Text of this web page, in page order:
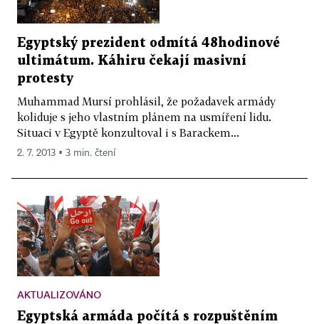
Egyptský prezident odmítá 48hodinové
ultimátum. Káhiru čekají masivní
protesty
Muhammad Mursí prohlásil, že požadavek armády
koliduje s jeho vlastním plánem na usmíření lidu.
Situaci v Egyptě konzultoval i s Barackem...
2. 7. 2013 ▪ 3 min. čtení
AKTUALIZOVÁNO
Egyptská armáda počítá s rozpuštěním